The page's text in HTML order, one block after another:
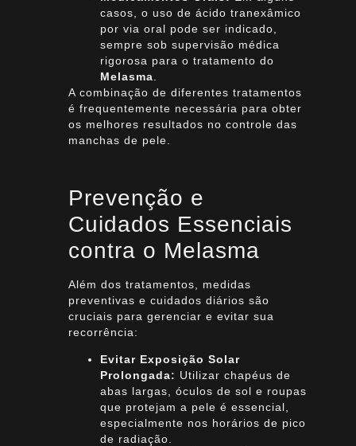
casos, o uso de ácido tranexâmico
por via oral pode ser indicado,
sempre sob supervisão médica
rigorosa para o tratamento do
Melasma
A combinação de diferentes tratamentos
é frequentemente necessária para obter
os melhores resultados no controle das
manchas de pele.
Prevenção e
Cuidados Essenciais
contra o Melasma
Além dos tratamentos, medidas
preventivas e cuidados diários são
cruciais para gerenciar e evitar sua
recorrência:
Evitar Exposição Solar
Prolongada: Utilizar chapéus de
abas largas, óculos de sol e roupas
que protejam a pele é essencial,
especialmente nos horários de pico
de radiação.